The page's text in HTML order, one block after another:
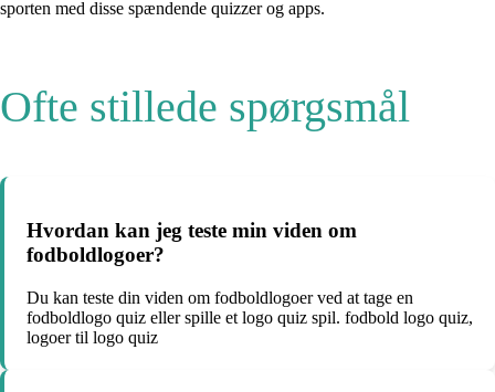
sporten med disse spændende quizzer og apps.
Ofte stillede spørgsmål
Hvordan kan jeg teste min viden om
fodboldlogoer?
Du kan teste din viden om fodboldlogoer ved at tage en
fodboldlogo quiz eller spille et logo quiz spil. fodbold logo quiz,
logoer til logo quiz